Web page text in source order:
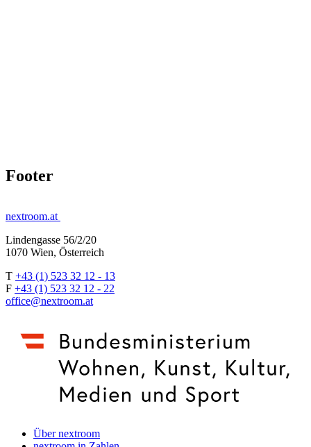
Footer
nextroom.at
Lindengasse 56/2/20
1070 Wien, Österreich
T +43 (1) 523 32 12 - 13
F +43 (1) 523 32 12 - 22
office@nextroom.at
Über nextroom